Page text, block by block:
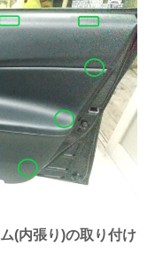
(内張り)の取り付け